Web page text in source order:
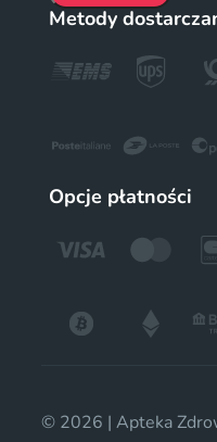
Metody
Opcje płatności
© 2026 | Apteka